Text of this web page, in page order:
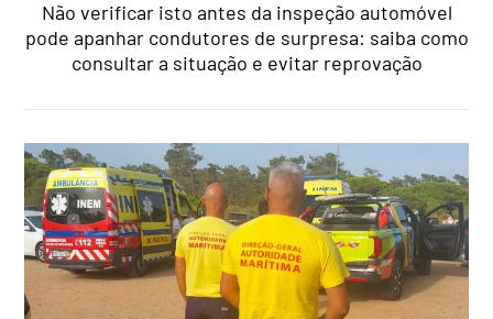
Não verificar isto antes da inspeção automóvel
pode apanhar condutores de surpresa: saiba como
consultar a situação e evitar reprovação